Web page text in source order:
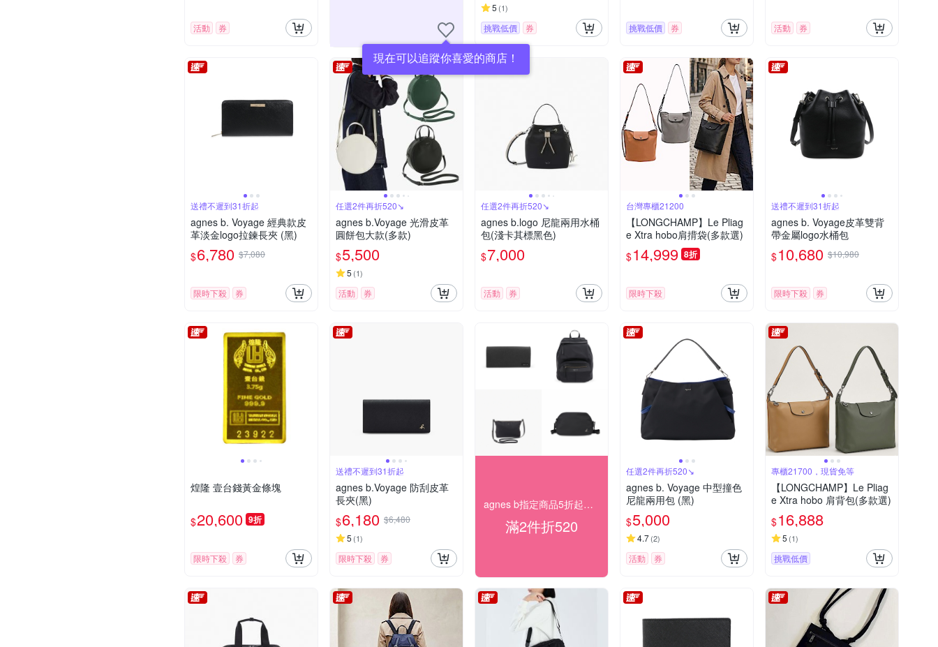
活動 券
現在可以追蹤你喜愛的商店！
5 (1)
挑戰低價 券 挑戰低價 券 活動 券
送禮不遲到31折起
agnes b. Voyage 經典款皮
革淡金logo拉鍊長夾 (黑)
$6,780 $7,080
限時下殺 券
任選2件再折520↘
agnes b.Voyage 光滑皮革
圓餅包大款(多款)
$5,500
5 (1)
活動 券
任選2件再折520↘
agnes b.logo 尼龍兩用水桶
包(淺卡其標黑色)
$7,000
活動 券
台灣專櫃21200
【LONGCHAMP】Le Pliag
e Xtra hobo肩揹袋(多款選)
$14,999 8折
限時下殺
送禮不遲到31折起
agnes b. Voyage皮革雙背
帶金屬logo水桶包
$10,680 $10,980
限時下殺 券
煌隆 壹台錢黃金條塊
$20,600 9折
限時下殺 券
送禮不遲到31折起
agnes b.Voyage 防刮皮革
長夾(黑)
$6,180 $6,480
5 (1)
限時下殺 券
agnes b指定商品5折起！任2件再折520
滿2件折520
任選2件再折520↘
agnes b. Voyage 中型撞色
尼龍兩用包 (黑)
$5,000
4.7(2)
活動 券
專櫃21700，現貨免等
【LONGCHAMP】Le Pliag
e Xtra hobo 肩背包(多款選)
$16,888
5 (1)
挑戰低價